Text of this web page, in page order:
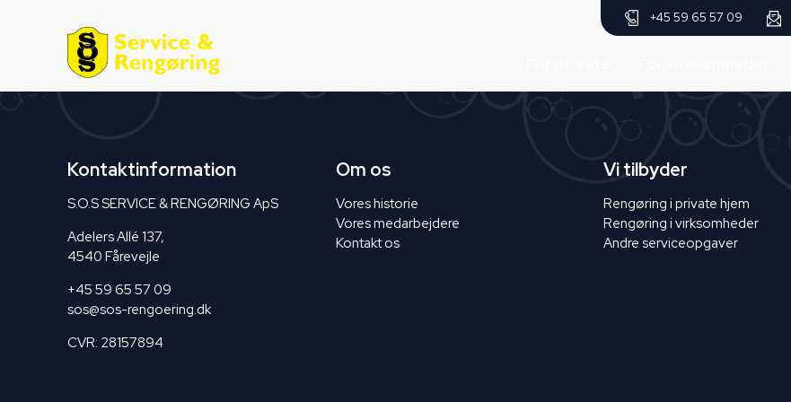
+45 59 65 57 09
Kontaktinformation
S.O.S SERVICE & RENGØRING ApS
Adelers Allé 137,
4540 Fårevejle
+45 59 65 57 09
sos@sos-rengoering.dk
CVR: 28157894
Om os
Vores historie
Vores medarbejdere
Kontakt os
Vi tilbyder
Rengøring i private hjem
Rengøring i virksomheder
Andre serviceopgaver